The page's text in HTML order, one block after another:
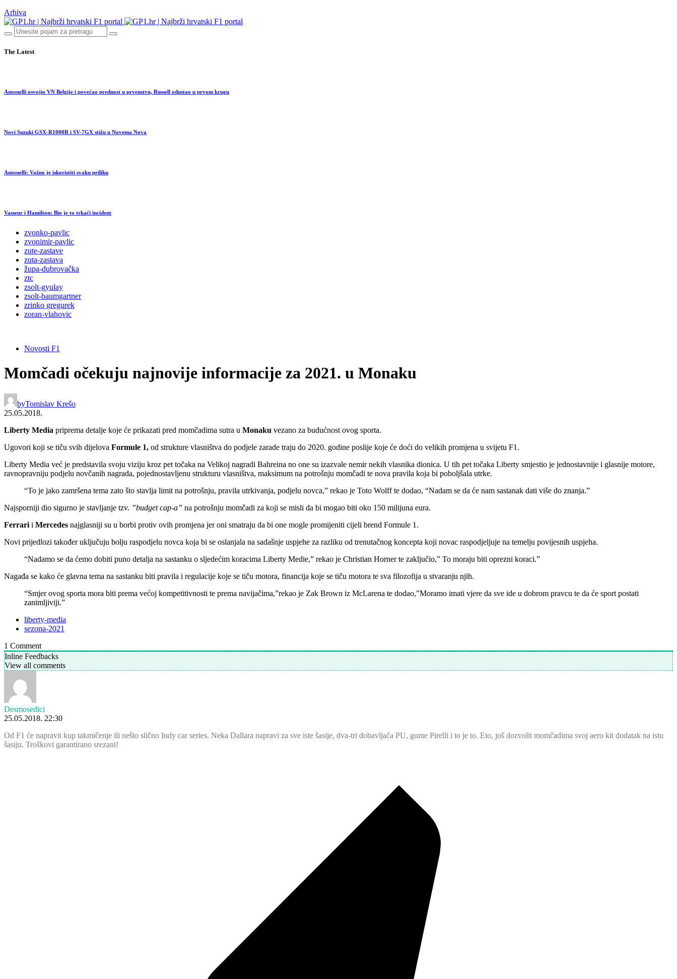
Arhiva
The Latest
Antonelli osvojio VN Belgije i povećao prednost u prvenstvu, Russell odustao u prvom krugu
Novi Suzuki GSX-R1000R i SV-7GX stižu u Novema Nova
Antonelli: Važno je iskoristiti svaku priliku
Vasseur i Hamilton: Bio je to trkaći incident
zvonko-pavlic
zvonimir-pavlic
zute-zastave
zuta-zastava
župa-dubrovačka
ztc
zsolt-gyulay
zsolt-baumgartner
zrinko gregurek
zoran-vlahovic
Novosti F1
Momčadi očekuju najnovije informacije za 2021. u Monaku
byTomislav Krešo
25.05.2018.
Liberty Media priprema detalje koje će prikazati pred momčadima sutra u Monaku vezano za budućnost ovog sporta.
Ugovori koji se tiču svih dijelova Formule 1, od strukture vlasništva do podjele zarade traju do 2020. godine poslije koje će doći do velikih promjena u svijetu F1.
Liberty Media već je predstavila svoju viziju kroz pet točaka na Velikoj nagradi Bahreina no one su izazvale nemir nekih vlasnika dionica. U tih pet točaka Liberty smjestio je jednostavnije i glasnije motore,
ravnopravniju podjelu novčanih nagrada, pojednostavljenu strukturu vlasništva, maksimum na potrošnju momčadi te nova pravila koja bi poboljšala utrke.
“To je jako zamršena tema zato što stavlja limit na potrošnju, pravila utrkivanja, podjelu novca,” rekao je Toto Wolff te dodao, “Nadam se da će nam sastanak dati više do znanja.”
Najsporniji dio sigurno je stavljanje tzv. ”budget cap-a” na potrošnju momčadi za koji se misli da bi mogao biti oko 150 milijuna eura.
Ferrari i Mercedes najglasniji su u borbi protiv ovih promjena jer oni smatraju da bi one mogle promijeniti cijeli brend Formule 1.
Novi prijedlozi također uključuju bolju raspodjelu novca koja bi se oslanjala na sadašnje uspjehe za razliku od trenutačnog koncepta koji novac raspodjeljuje na temelju povijesnih uspjeha.
“Nadamo se da ćemo dobiti puno detalja na sastanku o sljedećim koracima Liberty Medie,” rekao je Christian Horner te zaključio,” To moraju biti oprezni koraci.”
Nagađa se kako će glavna tema na sastanku biti pravila i regulacije koje se tiču motora, financija koje se tiču motora te sva filozofija u stvaranju njih.
“Smjer ovog sporta mora biti prema većoj kompetitivnosti te prema navijačima,”rekao je Zak Brown iz McLarena te dodao,”Moramo imati vjere da sve ide u dobrom pravcu te da će sport postati
zanimljiviji.”
liberty-media
sezona-2021
1 Comment
Inline Feedbacks
View all comments
Desmosedici
25.05.2018. 22:30
Od F1 će napravit kup takmičenje ili nešto slično Indy car series. Neka Dallara napravi za sve iste šasije, dva-tri dobavljača PU, gume Pirelli i to je to. Eto, još dozvolit momčadima svoj aero kit dodatak na istu
šasiju. Troškovi garantirano srezani!